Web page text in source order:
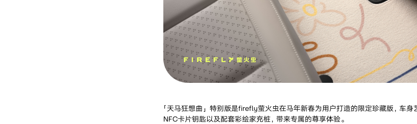
「天马狂想曲」特别版是firefly萤火虫在马年新春为用户打造的限定珍藏版，车身
NFC卡片钥匙以及配套彩绘家充桩，带来专属的尊享体验。